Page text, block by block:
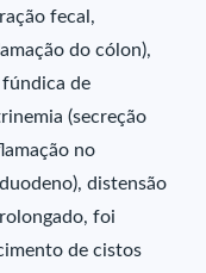
fecal,
do cólon),
de
(secreção
no
distensão
foi
de cistos